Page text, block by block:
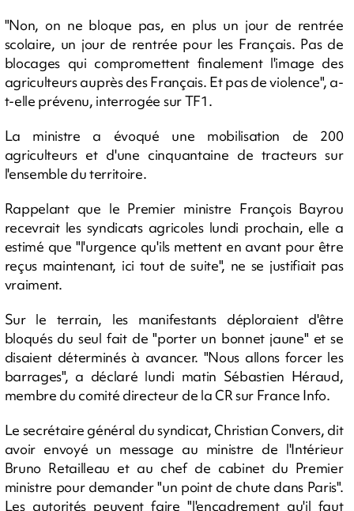
"Non, on ne bloque pas, en plus un jour de rentrée
scolaire, un jour de rentrée pour les Français. Pas de
blocages qui compromettent finalement l'image des
agriculteurs auprès des Français. Et pas de violence", a-
t-elle prévenu, interrogée sur TF1.
La ministre a évoqué une mobilisation de 200
agriculteurs et d'une cinquantaine de tracteurs sur
l'ensemble du territoire.
Rappelant que le Premier ministre François Bayrou
recevrait les syndicats agricoles lundi prochain, elle a
estimé que "l'urgence qu'ils mettent en avant pour être
reçus maintenant, ici tout de suite", ne se justifiait pas
vraiment.
Sur le terrain, les manifestants déploraient d'être
bloqués du seul fait de "porter un bonnet jaune" et se
disaient déterminés à avancer. "Nous allons forcer les
barrages", a déclaré lundi matin Sébastien Héraud,
membre du comité directeur de la CR sur France Info.
Le secrétaire général du syndicat, Christian Convers, dit
avoir envoyé un message au ministre de l'Intérieur
Bruno Retailleau et au chef de cabinet du Premier
ministre pour demander "un point de chute dans Paris".
Les autorités peuvent faire "l'encadrement qu'il faut